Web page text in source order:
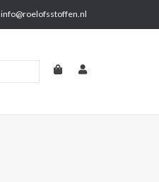
info@roelofsstoffen.nl